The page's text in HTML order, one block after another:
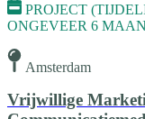
PROJECT
ONGEVEER 6
Amsterdam
Vrijwillige